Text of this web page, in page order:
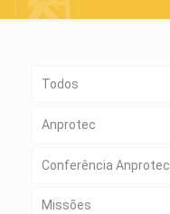
Todos
Anprotec
Conferência Anprotec
Missões